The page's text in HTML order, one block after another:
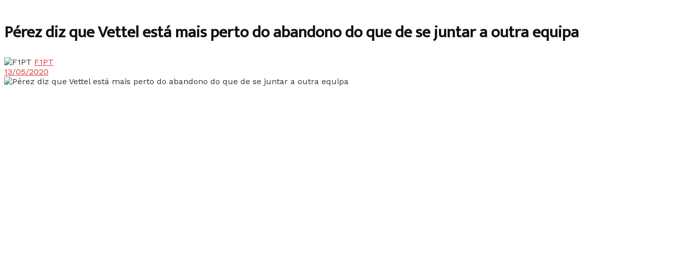
Pérez diz que Vettel está mais perto do abandono do que de se juntar a outra equipa
F1PT
13/05/2020